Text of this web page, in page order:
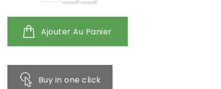
Ajouter Au Panier
Buy in one click